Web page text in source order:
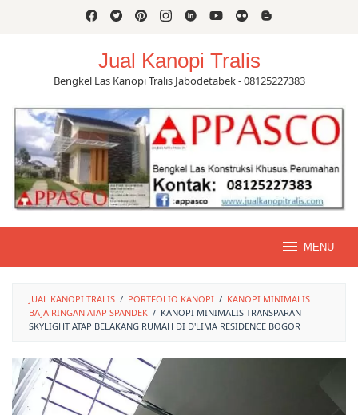
Jual Kanopi Tralis
Bengkel Las Kanopi Tralis Jabodetabek - 08125227383
MENU
JUAL KANOPI TRALIS / PORTFOLIO KANOPI / KANOPI MINIMALIS
BAJA RINGAN ATAP SPANDEK / KANOPI MINIMALIS TRANSPARAN
SKYLIGHT ATAP BELAKANG RUMAH DI D'LIMA RESIDENCE BOGOR